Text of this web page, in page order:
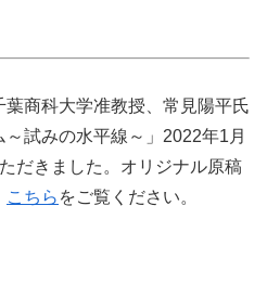
商科大学准教授、常見陽平氏
試みの水平線～」2022年1月
だきました。オリジナル原稿
こちら をご覧ください。